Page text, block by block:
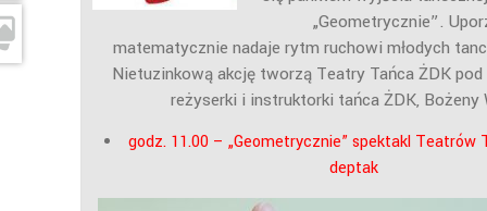
„Geometrycznie”.
matematycznie nadaje rytm ruchowi młodych
Nietuzinkową akcję tworzą Teatry Tańca ŻDK
reżyserki i instruktorki tańca ŻDK, Bożeny
godz. 11.00 – „Geometrycznie” spektakl Teatrów
deptak